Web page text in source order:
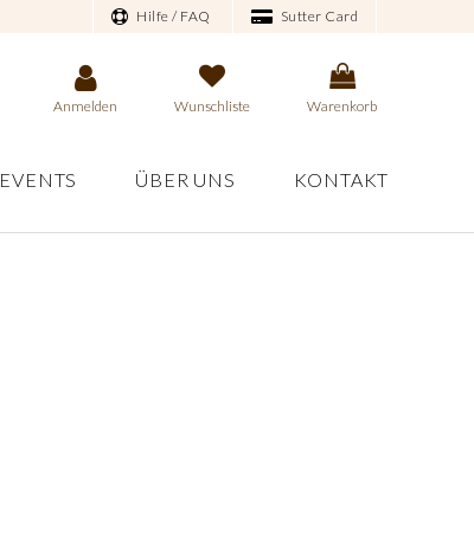
Hilfe / FAQ Sutter Card
Anmelden Wunschliste Warenkorb
EVENTS ÜBER UNS KONTAKT